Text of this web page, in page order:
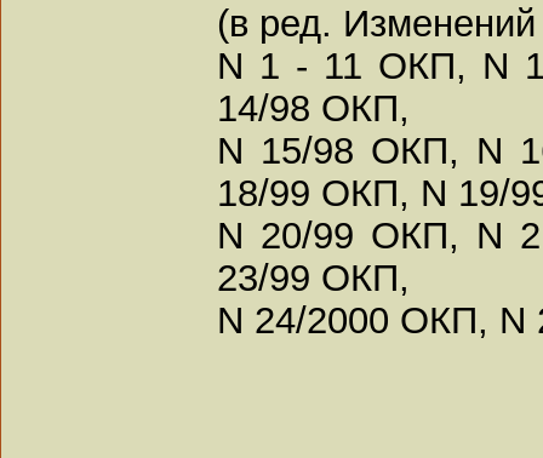
(в ред. Изменений
N 1 - 11 ОКП, N
14/98 ОКП,
N 15/98 ОКП, N
18/99 ОКП, N 19/
N 20/99 ОКП, N
23/99 ОКП,
N 24/2000 ОКП, N